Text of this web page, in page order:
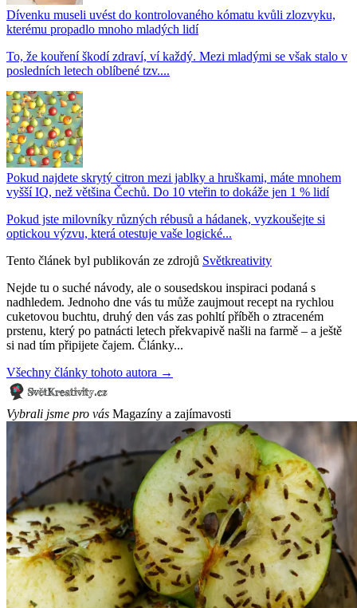
Dívenku museli uvést do kontrolovaného kómatu kvůli zlozvyku,
kterému propadlo mnoho mladých lidí
To, že kouření škodí zdraví, ví každý. Mezi mladými se však stalo v
posledních letech oblíbené tzv....
Pokud najdete skrytý citron mezi jablky a hruškami, máte mnohem
vyšší IQ, než většina Čechů. Do 10 vteřin to dokáže jen 1 % lidí
Pokud jste milovníky různých rébusů a hádanek, vyzkoušejte si
optickou výzvu, která otestuje vaše logické...
Tento článek byl publikován ze zdrojů Světkreativity
Nejde tu o suché návody, ale o sousedskou inspiraci podaná s
nadhledem. Jednoho dne vás tu může zaujmout recept na rychlou
cuketovou buchtu, druhý den vás zas pohltí příběh o ztraceném
prstenu, který po patnácti letech překvapivě našli na farmě – a ještě
si nad tím připijete čajem. Články...
Všechny články tohoto autora →
Vybrali jsme pro vás Magazíny a zajímavosti